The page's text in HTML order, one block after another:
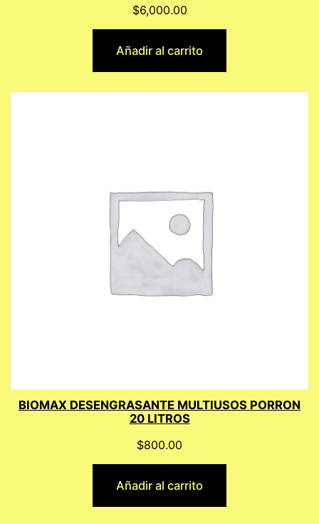
$6,000.00
Añadir al carrito
BIOMAX DESENGRASANTE MULTIUSOS PORRON
20 LITROS
$800.00
Añadir al carrito